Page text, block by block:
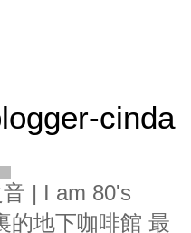
cinda
| I am 80's
的地下咖啡館 最